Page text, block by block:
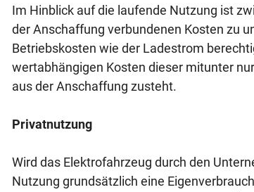
Im Hinblick auf die laufende Nutzung ist
der Anschaffung verbundenen Kosten zu
Betriebskosten wie der Ladestrom
wertabhängigen Kosten dieser mitunter
aus der Anschaffung zusteht.
Privatnutzung
Wird das Elektrofahrzeug durch den
Nutzung grundsätzlich eine